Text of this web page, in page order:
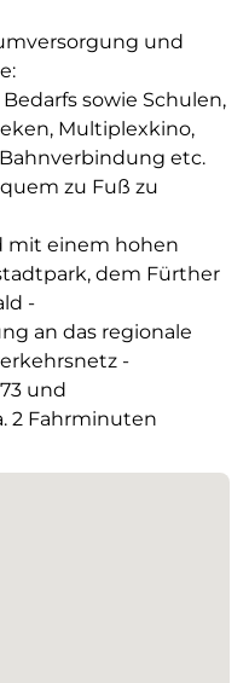
und
sowie Schulen,
Multiplexkino,
etc.
zu Fuß zu
mit einem hohen
dem Fürther
-
an das regionale
-
und
2 Fahrminuten